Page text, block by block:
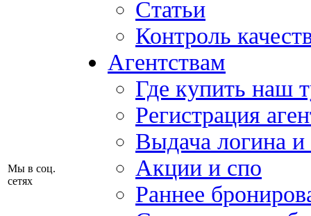
Мы в соц.
сетях
Статьи
Контроль
Агентствам
Где купить наш
Регистрация
Выдача логина и
Акции и спо
Раннее